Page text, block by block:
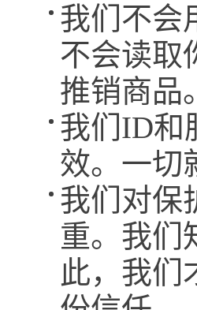
我们不会
不会读取
推销商品。
我们ID和
效。一切
我们对保
重。我们
此，我们